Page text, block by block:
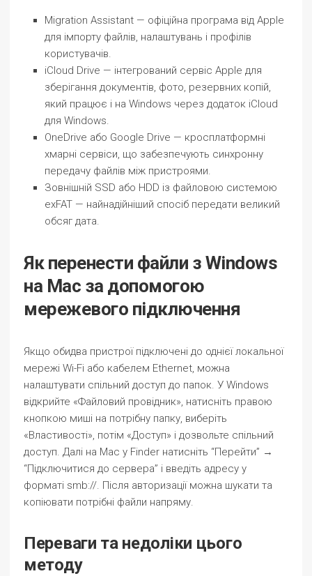
Migration Assistant — офіційна програма від Apple
для імпорту файлів, налаштувань і профілів
користувачів.
iCloud Drive — інтегрований сервіс Apple для
зберігання документів, фото, резервних копій,
який працює і на Windows через додаток iCloud
для Windows.
OneDrive або Google Drive — кросплатформні
хмарні сервіси, що забезпечують синхронну
передачу файлів між пристроями.
Зовнішній SSD або HDD із файловою системою
exFAT — найнадійніший спосіб передати великий
обсяг дата.
Як перенести файли з Windows
на Mac за допомогою
мережевого підключення
Якщо обидва пристрої підключені до однієї локальної
мережі Wi-Fi або кабелем Ethernet, можна
налаштувати спільний доступ до папок. У Windows
відкрийте «Файловий провідник», натисніть правою
кнопкою миші на потрібну папку, виберіть
«Властивості», потім «Доступ» і дозвольте спільний
доступ. Далі на Mac у Finder натисніть “Перейти” →
“Підключитися до сервера” і введіть адресу у
форматі smb://. Після авторизації можна шукати та
копіювати потрібні файли напряму.
Переваги та недоліки цього
методу